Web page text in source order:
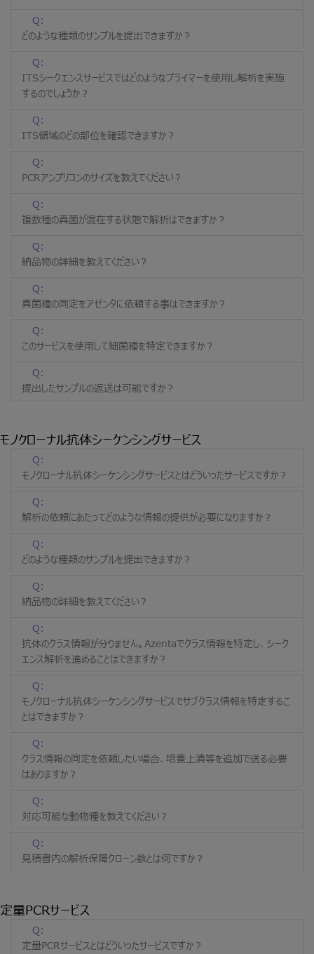
Q:
どのような種類のサンプルを提出できますか？
Q:
ITSシークエンスサービスではどのようなプライマーを使用し解析を実施
するのでしょうか？
Q:
ITS領域のどの部位を確認できますか？
Q:
PCRアンプリコンのサイズを教えてください？
Q:
複数種の真菌が混在する状態で解析はできますか？
Q:
納品物の詳細を教えてください？
Q:
真菌種の同定をアゼンタに依頼する事はできますか？
Q:
このサービスを使用して細菌種を特定できますか？
Q:
提出したサンプルの返送は可能ですか？
モノクローナル抗体シーケンシングサービス
Q:
モノクローナル抗体シーケンシングサービスとはどういったサービスですか？
Q:
解析の依頼にあたってどのような情報の提供が必要になりますか？
Q:
どのような種類のサンプルを提出できますか？
Q:
納品物の詳細を教えてください？
Q:
抗体のクラス情報が分りません。Azentaでクラス情報を特定し、シーク
エンス解析を進めることはできますか？
Q:
モノクローナル抗体シーケンシングサービスでサブクラス情報を特定するこ
とはできますか？
Q:
クラス情報の同定を依頼したい場合、培養上清等を追加で送る必要
はありますか？
Q:
対応可能な動物種を教えてください？
Q:
見積書内の解析保障クローン数とは何ですか？
定量PCRサービス
Q:
定量PCRサービスとはどういったサービスですか？